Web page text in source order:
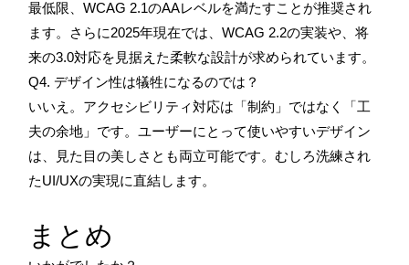
最低限、WCAG 2.1のAAレベルを満たすことが推奨され
ます。さらに2025年現在では、WCAG 2.2の実装や、将
来の3.0対応を見据えた柔軟な設計が求められています。
Q4. デザイン性は犠牲になるのでは？
いいえ。アクセシビリティ対応は「制約」ではなく「工
夫の余地」です。ユーザーにとって使いやすいデザイン
は、見た目の美しさとも両立可能です。むしろ洗練され
たUI/UXの実現に直結します。
まとめ